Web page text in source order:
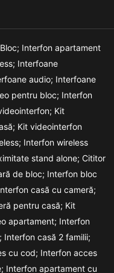
Interfon apartament
Interfoane
audio; Interfoane
pentru bloc; Interfon
Kit
Kit videointerfon
Interfon wireless
stand alone; Cititor
de bloc; Interfon bloc
casă cu cameră;
pentru casă; Kit
apartament; Interfon
Interfon casă 2 familii;
cu cod; Interfon acces
Interfon apartament cu